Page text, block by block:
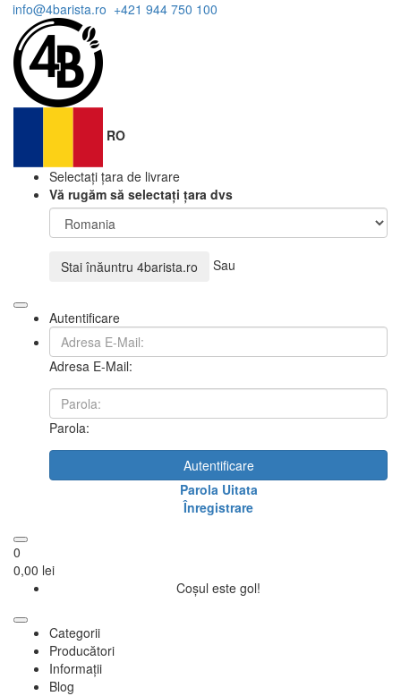
info@4barista.ro +421 944 750 100
RO
Selectați țara de livrare
Vă rugăm să selectați țara dvs
Stai înăuntru 4barista.ro Sau
Autentificare
Adresa E-Mail:
Parola:
Autentificare
Parola Uitata
Înregistrare
0
0,00 lei
Coșul este gol!
Categorii
Producători
Informații
Blog